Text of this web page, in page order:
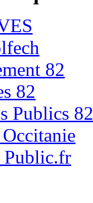
82
82
Publics 82
Public.fr